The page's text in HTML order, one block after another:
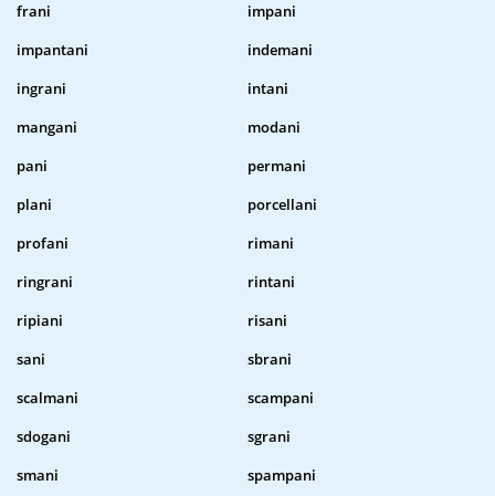
frani
impani
impantani
indemani
ingrani
intani
mangani
modani
pani
permani
plani
porcellani
profani
rimani
ringrani
rintani
ripiani
risani
sani
sbrani
scalmani
scampani
sdogani
sgrani
smani
spampani